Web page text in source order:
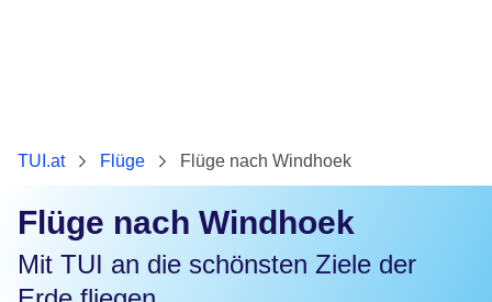
TUI.at Flüge Flüge nach Windhoek
Flüge nach Windhoek
Mit TUI an die schönsten Ziele der